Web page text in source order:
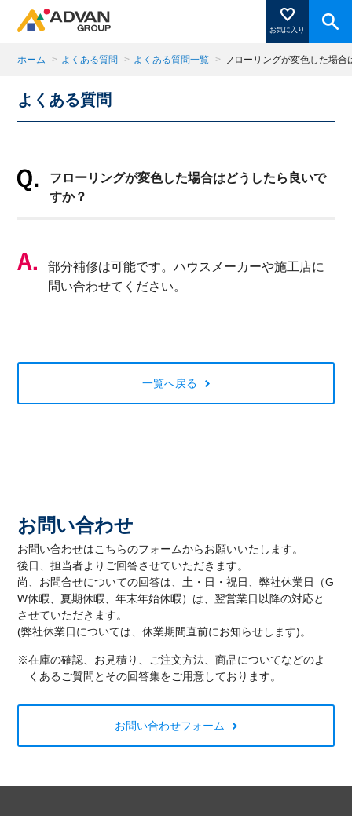
お気に入り
商品ページにある「お気に入り登録」を押すと登録した
商品がここに表示されます。
ホーム > よくある質問 > よくある質問一覧 > フローリングが変色した場
よくある質問
フローリングが変色した場合はどうしたら良いで
すか？
部分補修は可能です。ハウスメーカーや施工店に
問い合わせてください。
一覧へ戻る
お問い合わせ
お問い合わせはこちらのフォームからお願いいたします。
後日、担当者よりご回答させていただきます。
尚、お問合せについての回答は、土・日・祝日、弊社休業日（G
W休暇、夏期休暇、年末年始休暇）は、翌営業日以降の対応と
させていただきます。
(弊社休業日については、休業期間直前にお知らせします)。
※在庫の確認、お見積り、ご注文方法、商品についてなどのよ
くあるご質問とその回答集をご用意しております。
お問い合わせフォーム